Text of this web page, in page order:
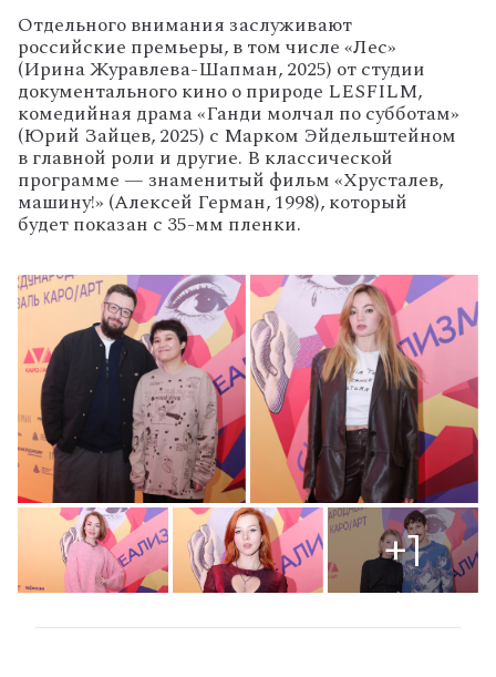
Отдельного внимания заслуживают
российские премьеры, в том числе «Лес»
(Ирина Журавлева-Шапман, 2025) от студии
документального кино о природе LESFILM,
комедийная драма «Ганди молчал по субботам»
(Юрий Зайцев, 2025) с Марком Эйдельштейном
в главной роли и другие. В классической
программе — знаменитый фильм «Хрусталев,
машину!» (Алексей Герман, 1998), который
будет показан с 35-мм пленки.
+1